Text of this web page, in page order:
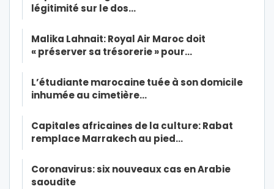
légitimité sur le dos…
Malika Lahnait: Royal Air Maroc doit
« préserver sa trésorerie » pour…
L’étudiante marocaine tuée à son domicile
inhumée au cimetière…
Capitales africaines de la culture: Rabat
remplace Marrakech au pied…
Coronavirus: six nouveaux cas en Arabie
saoudite